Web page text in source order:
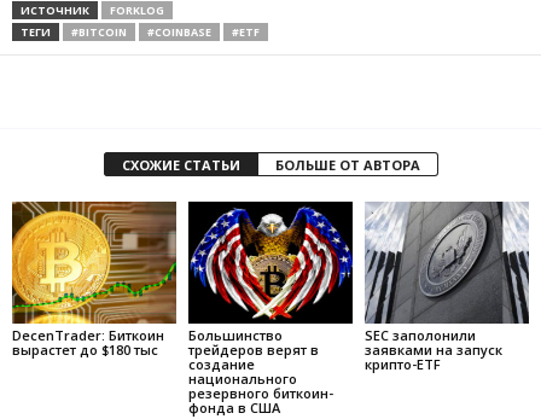
ИСТОЧНИК
FORKLOG
ТЕГИ
#BITCOIN #COINBASE #ETF
СХОЖИЕ СТАТЬИ БОЛЬШЕ ОТ АВТОРА
DecenTrader: Биткоин
вырастет до $180 тыс
Большинство
трейдеров верят в
создание
национального
резервного биткоин-
фонда в США
SEC заполонили
заявками на запуск
крипто-ETF